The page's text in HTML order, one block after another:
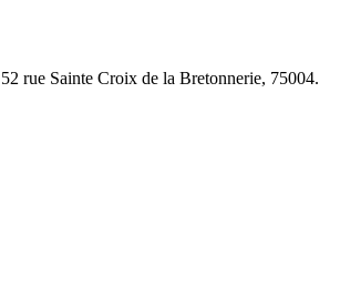
rue Sainte Croix de la Bretonnerie, 75004.